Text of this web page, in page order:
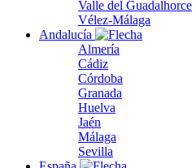
Valle del Guadalhorce
Vélez-Málaga
Andalucía
Almería
Cádiz
Córdoba
Granada
Huelva
Jaén
Málaga
Sevilla